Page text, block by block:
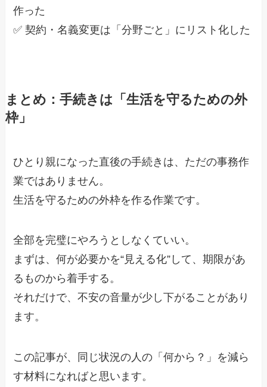
作った
✅ 契約・名義変更は「分野ごと」にリスト化した
まとめ：手続きは「生活を守るための外
枠」
ひとり親になった直後の手続きは、ただの事務作
業ではありません。
生活を守るための外枠を作る作業です。
全部を完璧にやろうとしなくていい。
まずは、何が必要かを“見える化”して、期限があ
るものから着手する。
それだけで、不安の音量が少し下がることがあり
ます。
この記事が、同じ状況の人の「何から？」を減ら
す材料になればと思います。